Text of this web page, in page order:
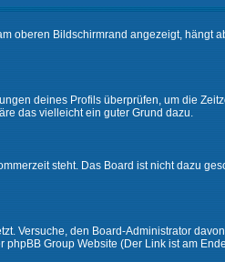
oberen Bildschirmrand angezeigt, hängt
deines Profils überprüfen, um die
das vielleicht ein guter Grund dazu.
steht. Das Board ist nicht dazu
Versuche, den Board-Administrator
Group Website (Der Link ist am